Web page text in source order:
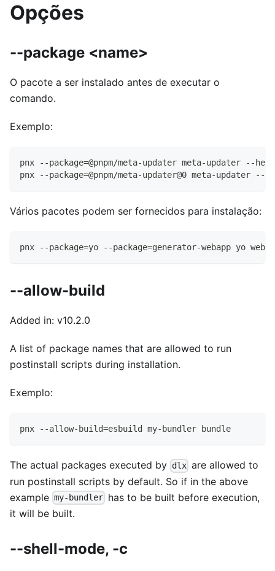
Opções
--package <name>
O pacote a ser instalado antes de executar o
comando.
Exemplo:
pnx --package=@pnpm/meta-updater meta-updater --help
pnx --package=@pnpm/meta-updater@0 meta-updater --
Vários pacotes podem ser fornecidos para instalação:
pnx --package=yo --package=generator-webapp yo
--allow-build
Added in: v10.2.0
A list of package names that are allowed to run
postinstall scripts during installation.
Exemplo:
pnx --allow-build=esbuild my-bundler bundle
The actual packages executed by dlx are allowed to
run postinstall scripts by default. So if in the above
example my-bundler has to be built before execution,
it will be built.
--shell-mode, -c